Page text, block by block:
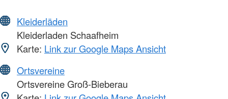
Kleiderläden
Kleiderladen Schaafheim
Karte: Link zur Google Maps Ansicht
Ortsvereine
Ortsvereine Groß-Bieberau